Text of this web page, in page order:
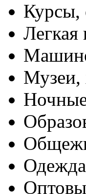
Курсы,
Музеи,
Одежда